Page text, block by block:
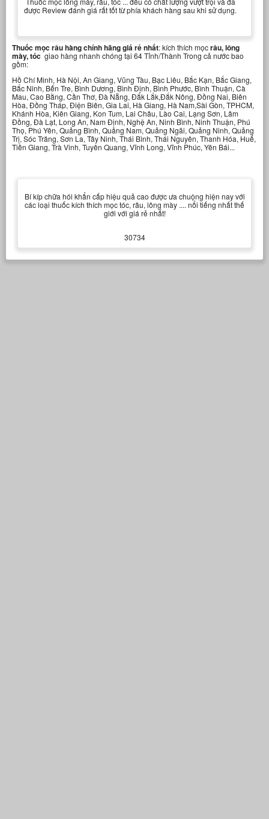
được Review đánh giá rất tốt từ phía khách hàng sau khi sử dụng.
Thuốc mọc râu hàng chính hãng giá rẻ nhất: kích thích mọcrâu,lông
mày, tócgiao hàng nhanh chóng tại 64 Tỉnh/Thành Trong cả nước bao
gồm:
Hồ Chí Minh, Hà Nội, An Giang, Vũng Tàu, Bạc Liêu, Bắc Kạn, Bắc Giang,
Bắc Ninh, Bến Tre, Bình Dương, Bình Định, Bình Phước, Bình Thuận, Cà
Mau, Cao Bằng, Cần Thơ, Đà Nẵng, Đắk Lắk,Đắk Nông, Đồng Nai, Biên
Hòa, Đồng Tháp, Điện Biên, Gia Lai, Hà Giang, Hà Nam,Sài Gòn, TPHCM,
Khánh Hòa, Kiên Giang, Kon Tum, Lai Châu, Lào Cai, Lạng Sơn, Lâm
Đồng, Đà Lạt, Long An, Nam Định, Nghệ An, Ninh Bình, Ninh Thuận, Phú
Thọ, Phú Yên, Quảng Bình, Quảng Nam, Quảng Ngãi, Quảng Ninh, Quảng
Trị, Sóc Trăng, Sơn La, Tây Ninh, Thái Bình, Thái Nguyên, Thanh Hóa, Huế,
Tiền Giang, Trà Vinh, Tuyên Quang, Vĩnh Long, Vĩnh Phúc, Yên Bái...
Bí kíp chữa hói khẩn cấp hiệu quả cao được ưa chuộng hiện nay với
các loại thuốc kích thích mọc tóc, râu, lông mày .... nổi tiếng nhất thế
giới với giá rẻ nhất!
30734